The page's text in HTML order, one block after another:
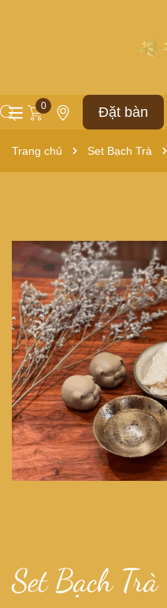
0 Đặt bàn
Trang chủ Set Bạch Trà
Set Bạch Trà